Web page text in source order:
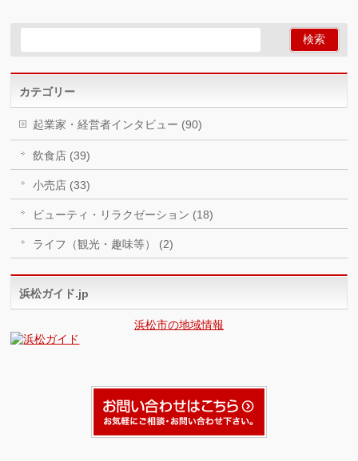
カテゴリー
起業家・経営者インタビュー (90)
飲食店 (39)
小売店 (33)
ビューティ・リラクゼーション (18)
ライフ（観光・趣味等） (2)
浜松ガイド.jp
浜松市の地域情報